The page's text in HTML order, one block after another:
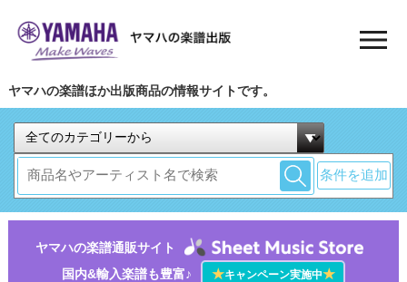
ヤマハの楽譜ほか出版商品の情報サイトです。
条件を追加
ヤマハの楽譜通販サイト
国内&輸入楽譜も豊富♪
★キャンペーン実施中★